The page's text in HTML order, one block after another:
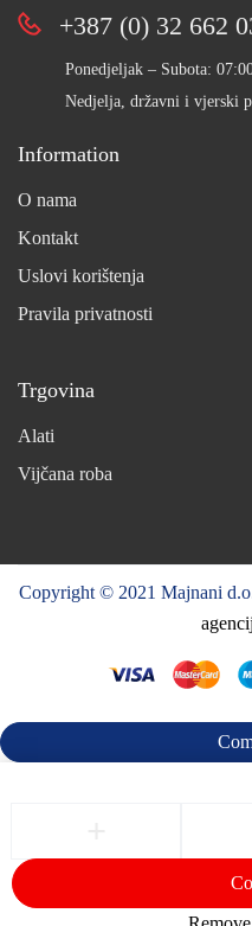
+387 (0) 32 662
Ponedjeljak – Subota:
Nedjelja, državni i vjerski
Information
O nama
Kontakt
Uslovi korištenja
Pravila privatnosti
Trgovina
Alati
Vijčana roba
Copyright © 2021 Majnani